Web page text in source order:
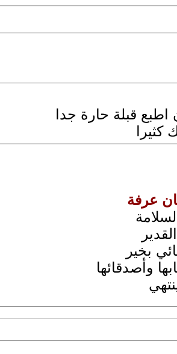
اطبع قبلة حارة جدا
كثيرا
عرفة
بخير
وأصدقائها